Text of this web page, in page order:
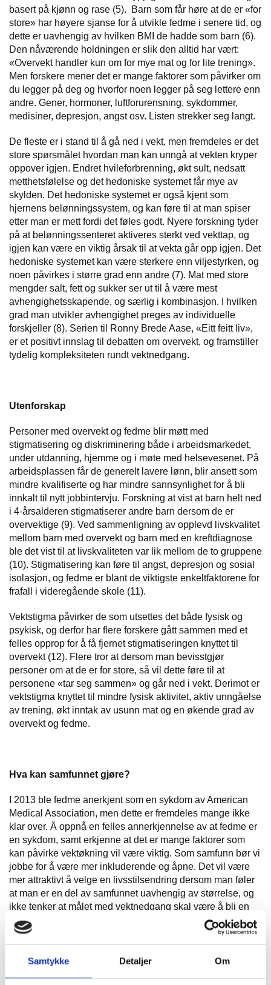
Samtykke Detaljer Om
basert på kjønn og rase (5). Barn som får høre at de er «for
store» har høyere sjanse for å utvikle fedme i senere tid, og
dette er uavhengig av hvilken BMI de hadde som barn (6).
Den nåværende holdningen er slik den alltid har vært:
«Overvekt handler kun om for mye mat og for lite trening».
Men forskere mener det er mange faktorer som påvirker om
du legger på deg og hvorfor noen legger på seg lettere enn
andre. Gener, hormoner, luftforurensning, sykdommer,
medisiner, depresjon, angst osv. Listen strekker seg langt.
De fleste er i stand til å gå ned i vekt, men fremdeles er det
store spørsmålet hvordan man kan unngå at vekten kryper
oppover igjen. Endret hvileforbrenning, økt sult, nedsatt
metthetsfølelse og det hedoniske systemet får mye av
skylden. Det hedoniske systemet er også kjent som
hjernens belønningssystem, og kan føre til at man spiser
etter man er mett fordi det føles godt. Nyere forskning tyder
på at belønningssenteret aktiveres sterkt ved vekttap, og
igjen kan være en viktig årsak til at vekta går opp igjen. Det
hedoniske systemet kan være sterkere enn viljestyrken, og
noen påvirkes i større grad enn andre (7). Mat med store
mengder salt, fett og sukker ser ut til å være mest
avhengighetsskapende, og særlig i kombinasjon. I hvilken
grad man utvikler avhengighet preges av individuelle
forskjeller (8). Serien til Ronny Brede Aase, «Eitt feitt liv»,
er et positivt innslag til debatten om overvekt, og framstiller
tydelig kompleksiteten rundt vektnedgang.
Utenforskap
Personer med overvekt og fedme blir møtt med
stigmatisering og diskriminering både i arbeidsmarkedet,
under utdanning, hjemme og i møte med helsevesenet. På
arbeidsplassen får de generelt lavere lønn, blir ansett som
mindre kvalifiserte og har mindre sannsynlighet for å bli
innkalt til nytt jobbintervju. Forskning at vist at barn helt ned
i 4-årsalderen stigmatiserer andre barn dersom de er
overvektige (9). Ved sammenligning av opplevd livskvalitet
mellom barn med overvekt og barn med en kreftdiagnose
ble det vist til at livskvaliteten var lik mellom de to gruppene
(10). Stigmatisering kan føre til angst, depresjon og sosial
isolasjon, og fedme er blant de viktigste enkeltfaktorene for
frafall i videregående skole (11).
Vektstigma påvirker de som utsettes det både fysisk og
psykisk, og derfor har flere forskere gått sammen med et
felles opprop for å få fjernet stigmatiseringen knyttet til
overvekt (12). Flere tror at dersom man bevisstgjør
personer om at de er for store, så vil dette føre til at
personene «tar seg sammen» og går ned i vekt. Derimot er
vektstigma knyttet til mindre fysisk aktivitet, aktiv unngåelse
av trening, økt inntak av usunn mat og en økende grad av
overvekt og fedme.
Hva kan samfunnet gjøre?
I 2013 ble fedme anerkjent som en sykdom av American
Medical Association, men dette er fremdeles mange ikke
klar over. Å oppnå en felles annerkjennelse av at fedme er
en sykdom, samt erkjenne at det er mange faktorer som
kan påvirke vektøkning vil være viktig. Som samfunn bør vi
jobbe for å være mer inkluderende og åpne. Det vil være
mer attraktivt å velge en livsstilsendring dersom man føler
at man er en del av samfunnet uavhengig av størrelse, og
ikke tenker at målet med vektnedgang skal være å bli en
del av samfunnet igjen. «Health at every size» er en
bevegelse som ønsker at mennesker i alle størrelser skal
søke etter sunne livsstilsvalg. Bevegelsen ønsker å bidra
til kroppsaksept og redusere stigmatisering. På norsk